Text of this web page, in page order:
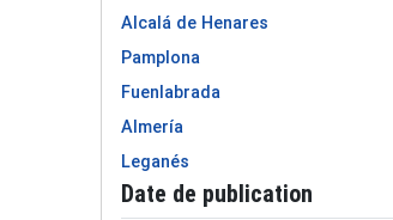
Alcalá de Henares
Pamplona
Fuenlabrada
Almería
Leganés
Date de publication